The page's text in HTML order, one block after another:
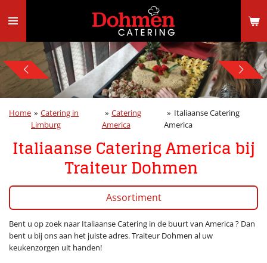
direct
hoofdinhoud
Home » Catering in
Limburg
» Catering
America
» Italiaanse Catering
America
Italiaanse Catering America bij
Traiteur Dohmen
Assortiment
Bent u op zoek naar Italiaanse Catering in de buurt van America ? Dan
bent u bij ons aan het juiste adres. Traiteur Dohmen al uw
keukenzorgen uit handen!